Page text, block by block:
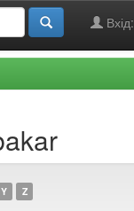
Вхід:
Y Z